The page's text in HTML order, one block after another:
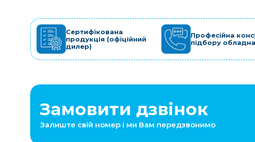
Сертифікована
продукція (офіційний
дилер)
Професійна
підбору
Замовити дзвінок
Залиште свій номер і ми Вам передзвонимо